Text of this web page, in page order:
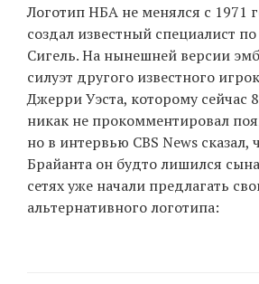
Логотип НБА не менялся с 1971
создал известный специалист
Сигель. На нынешней версии
силуэт другого известного
Джерри Уэста, которому сейчас
никак не прокомментировал
но в интервью CBS News сказал,
Брайанта он будто лишился
сетях уже начали предлагать
альтернативного логотипа: